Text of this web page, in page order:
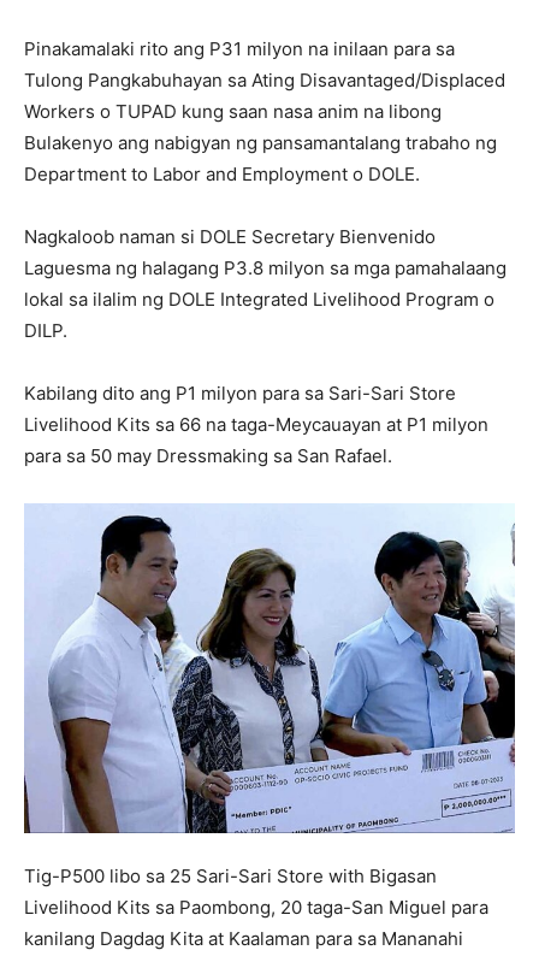
Pinakamalaki rito ang P31 milyon na inilaan para sa
Tulong Pangkabuhayan sa Ating Disavantaged/Displaced
Workers o TUPAD kung saan nasa anim na libong
Bulakenyo ang nabigyan ng pansamantalang trabaho ng
Department to Labor and Employment o DOLE.
Nagkaloob naman si DOLE Secretary Bienvenido
Laguesma ng halagang P3.8 milyon sa mga pamahalaang
lokal sa ilalim ng DOLE Integrated Livelihood Program o
DILP.
Kabilang dito ang P1 milyon para sa Sari-Sari Store
Livelihood Kits sa 66 na taga-Meycauayan at P1 milyon
para sa 50 may Dressmaking sa San Rafael.
Tig-P500 libo sa 25 Sari-Sari Store with Bigasan
Livelihood Kits sa Paombong, 20 taga-San Miguel para
kanilang Dagdag Kita at Kaalaman para sa Mananahi